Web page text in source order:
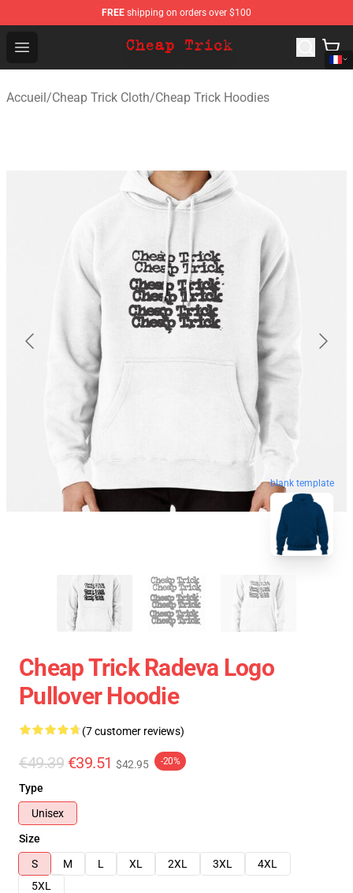
FREE shipping on orders over $100
Open menu
Cheap Trick Store - Official Cheap Trick Merchandise
Accueil/Cheap Trick Cloth/Cheap Trick Hoodies
blank template
Cheap Trick Radeva Logo
Pullover Hoodie
(7 customer reviews)
€49.39 €39.51 $42.95 -20%
Type
Unisex
Size
S
M L XL 2XL 3XL
4XL
5XL